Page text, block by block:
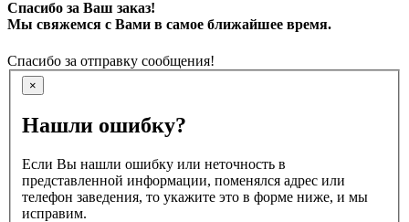
Спасибо за Ваш заказ!
Мы свяжемся с Вами в самое ближайшее время.
Спасибо за отправку сообщения!
×
Нашли ошибку?
Если Вы нашли ошибку или неточность в
представленной информации, поменялся адрес или
телефон заведения, то укажите это в форме ниже, и мы
исправим.